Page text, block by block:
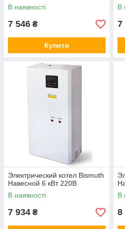
В наявності
7 546 ₴
Купити
В
7
Электрический котел Bismuth
Навесной 6 кВт 220В
В наявності
7 934 ₴
В
8